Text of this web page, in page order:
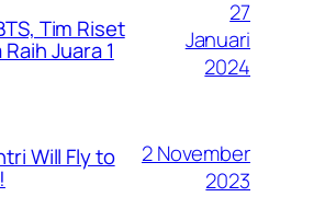
Tim Riset
Juara 1
27
Januari
2024
Will Fly to
2 November
2023